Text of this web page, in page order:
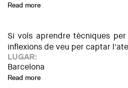
Read more
Si vols aprendre tècniques
inflexions de veu per captar
LUGAR:
Barcelona
Read more